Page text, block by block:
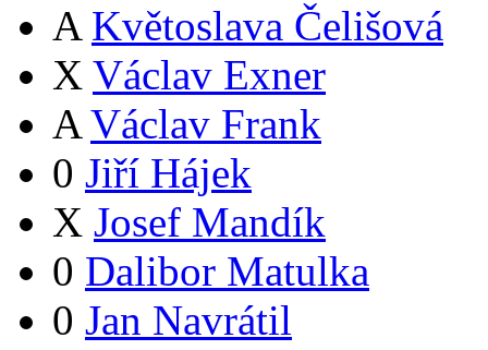
A Květoslava Čelišová
X Václav Exner
A Václav Frank
0 Jiří Hájek
X Josef Mandík
0 Dalibor Matulka
0 Jan Navrátil